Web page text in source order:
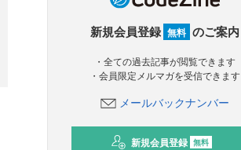
新規会員登録 無料 のご案内
・全ての過去記事が閲覧できます
・会員限定メルマガを受信できます
メールバックナンバー
新規会員登録 無料